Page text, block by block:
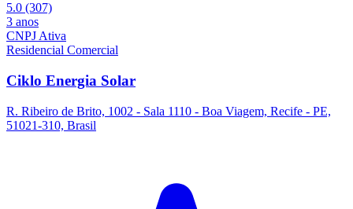
5.0 (307)
3 anos
CNPJ Ativa
Residencial Comercial
Ciklo Energia Solar
R. Ribeiro de Brito, 1002 - Sala 1110 - Boa Viagem, Recife - PE,
51021-310, Brasil